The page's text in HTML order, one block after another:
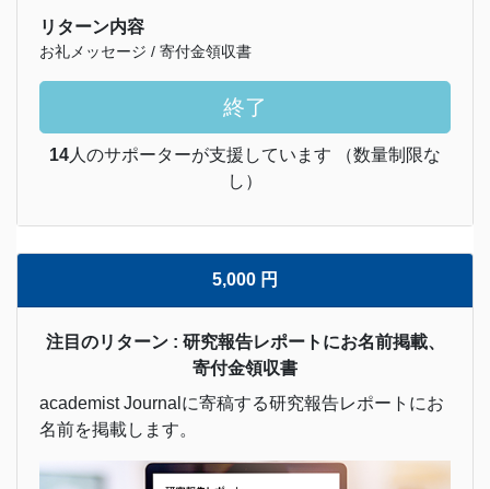
リターン内容
お礼メッセージ / 寄付金領収書
終了
14人のサポーターが支援しています （数量制限な
し）
5,000 円
注目のリターン : 研究報告レポートにお名前掲載、
寄付金領収書
academist Journalに寄稿する研究報告レポートにお
名前を掲載します。